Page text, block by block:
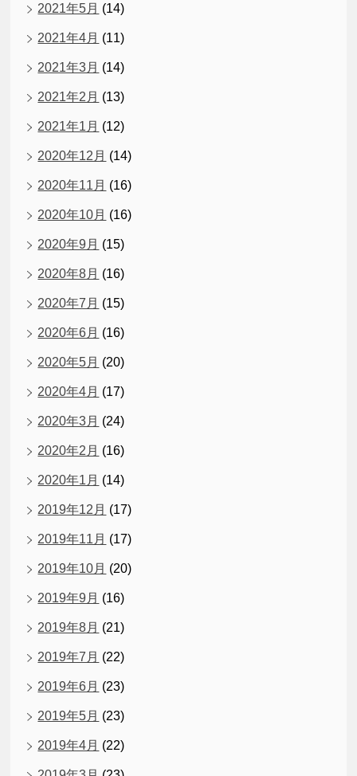
2021年5月 (14)
2021年4月 (11)
2021年3月 (14)
2021年2月 (13)
2021年1月 (12)
2020年12月 (14)
2020年11月 (16)
2020年10月 (16)
2020年9月 (15)
2020年8月 (16)
2020年7月 (15)
2020年6月 (16)
2020年5月 (20)
2020年4月 (17)
2020年3月 (24)
2020年2月 (16)
2020年1月 (14)
2019年12月 (17)
2019年11月 (17)
2019年10月 (20)
2019年9月 (16)
2019年8月 (21)
2019年7月 (22)
2019年6月 (23)
2019年5月 (23)
2019年4月 (22)